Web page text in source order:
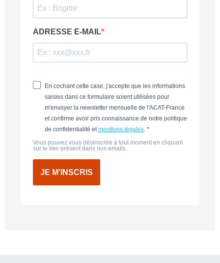
ADRESSE E-MAIL
En cochant cette case, j'accepte que les informations
saisies dans ce formulaire soient utilisées pour
m'envoyer la newsletter mensuelle de l'ACAT-France
et confirme avoir pris connaissance de notre politique
de confidentialité et mentions légales
Vous pouvez vous désinscrire à tout moment en cliquant
sur le lien présent dans nos emails.
JE M'INSCRIS